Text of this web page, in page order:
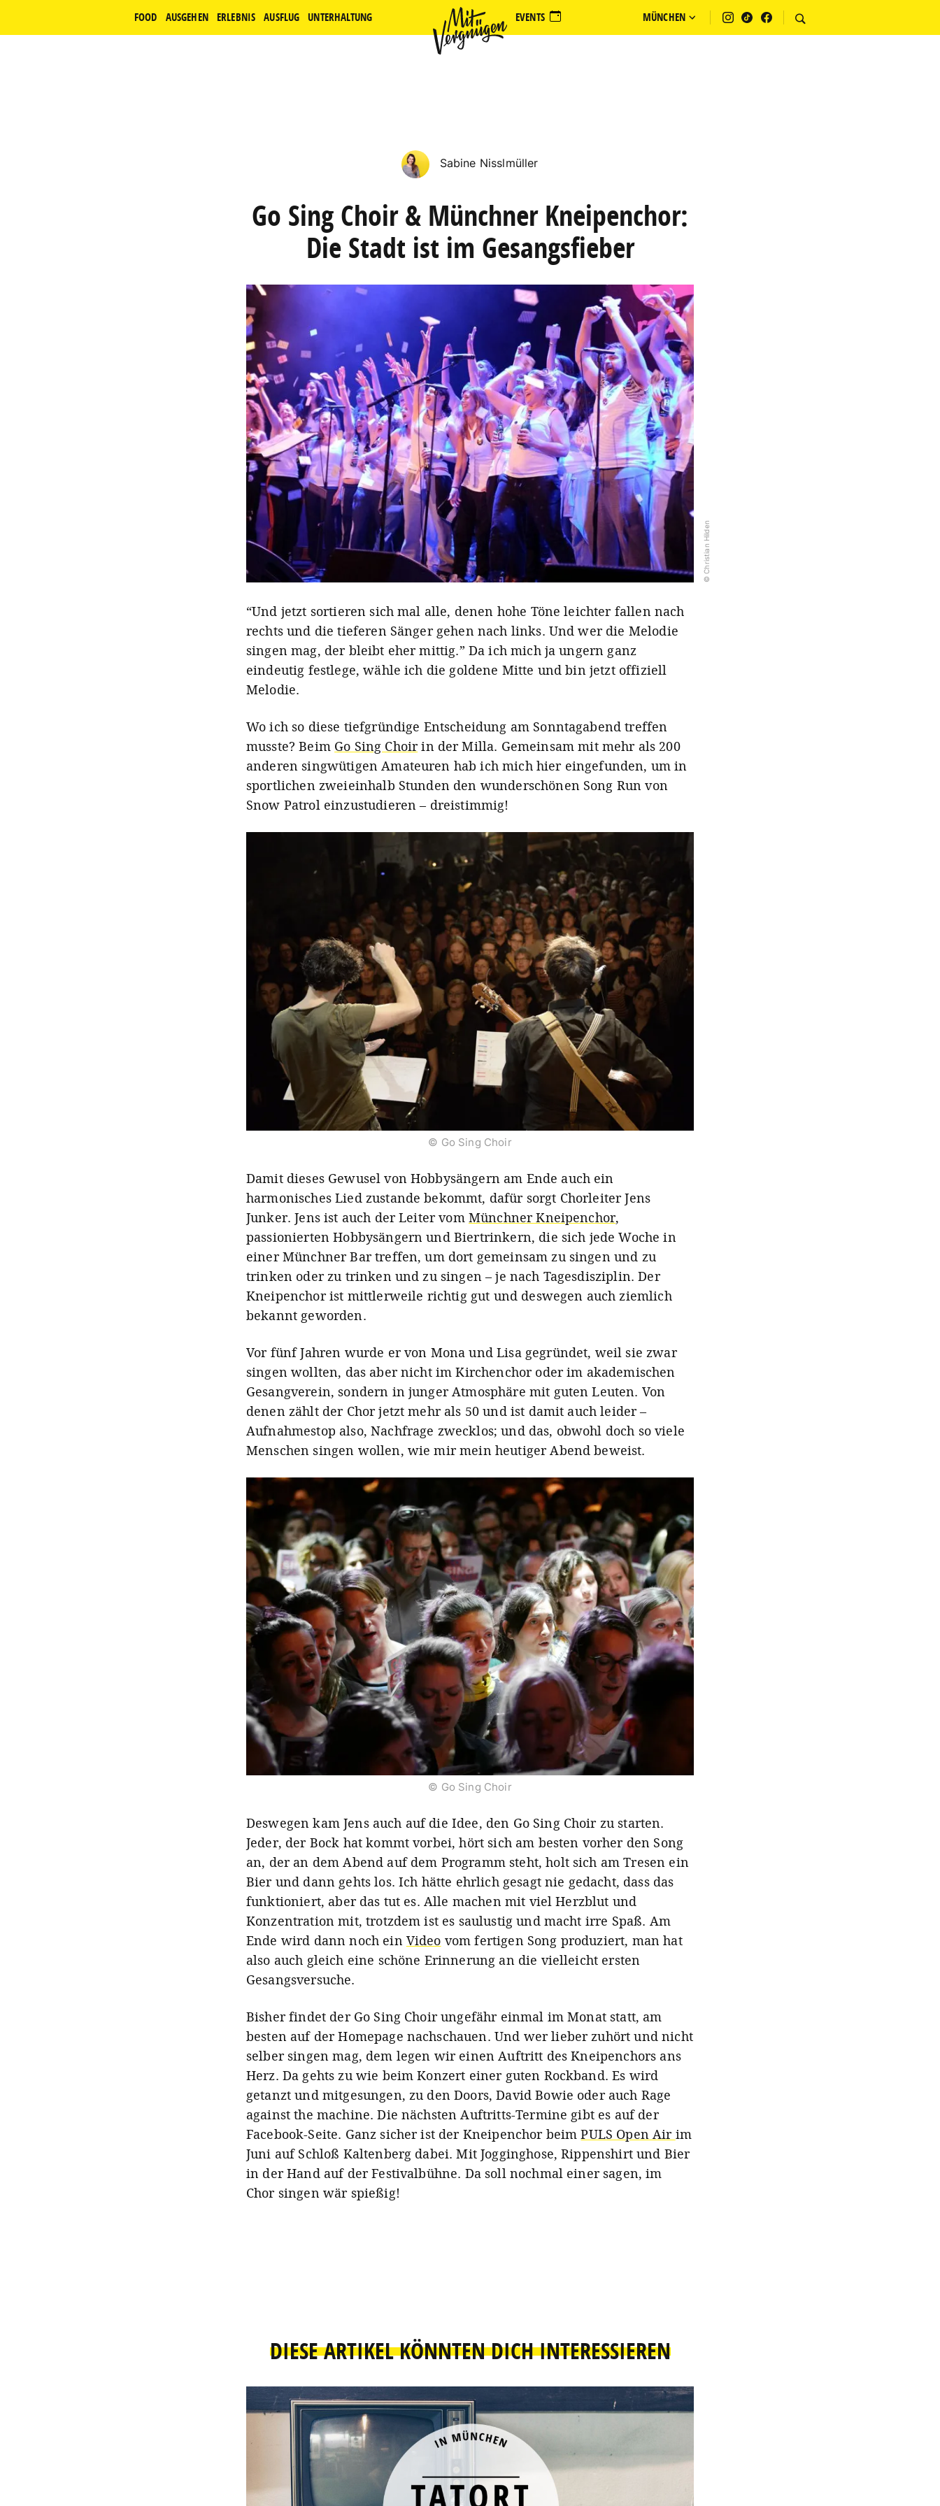
MÜNCHEN
FOOD AUSGEHEN ERLEBNIS AUSFLUG UNTERHALTUNG EVENTS
Sabine Nisslmüller
Go Sing Choir & Münchner Kneipenchor:
Die Stadt ist im Gesangsfieber
© Christian Hilden
“Und jetzt sortieren sich mal alle, denen hohe Töne leichter fallen nach
rechts und die tieferen Sänger gehen nach links. Und wer die Melodie
singen mag, der bleibt eher mittig.” Da ich mich ja ungern ganz
eindeutig festlege, wähle ich die goldene Mitte und bin jetzt offiziell
Melodie.
Wo ich so diese tiefgründige Entscheidung am Sonntagabend treffen
musste? Beim Go Sing Choirin der Milla. Gemeinsam mit mehr als 200
anderen singwütigen Amateuren hab ich mich hier eingefunden, um in
sportlichen zweieinhalb Stunden den wunderschönen Song Run von
Snow Patrol einzustudieren – dreistimmig!
© Go Sing Choir
Damit dieses Gewusel von Hobbysängern am Ende auch ein
harmonisches Lied zustande bekommt, dafür sorgt Chorleiter Jens
Junker.Jens ist auch der Leiter vom Münchner Kneipenchor,
passionierten Hobbysängern und Biertrinkern, die sich jede Woche in
einer Münchner Bar treffen, um dort gemeinsam zu singen und zu
trinken oder zu trinken und zu singen – je nach Tagesdisziplin. Der
Kneipenchor ist mittlerweile richtig gut und deswegen auch ziemlich
bekannt geworden.
Vor fünf Jahren wurde er von Mona und Lisa gegründet, weil sie zwar
singen wollten, das aber nicht im Kirchenchor oder im akademischen
Gesangverein, sondern in junger Atmosphäre mit guten Leuten. Von
denen zählt der Chor jetzt mehr als 50 und ist damit auch leider –
Aufnahmestop also, Nachfrage zwecklos; und das, obwohl doch so viele
Menschen singen wollen, wie mir mein heutiger Abend beweist.
© Go Sing Choir
Deswegen kam Jens auch auf die Idee, den Go Sing Choir zu starten.
Jeder, der Bock hat kommt vorbei, hört sich am besten vorher den Song
an, der an dem Abend auf dem Programm steht, holt sich am Tresen ein
Bier und dann gehts los. Ich hätte ehrlich gesagt nie gedacht, dass das
funktioniert, aber das tut es. Alle machen mit viel Herzblut und
Konzentration mit, trotzdem ist es saulustig und macht irre Spaß. Am
Ende wird dann noch ein Video vom fertigen Song produziert, man hat
also auch gleich eine schöne Erinnerung an die vielleicht ersten
Gesangsversuche.
Bisher findet der Go Sing Choir ungefähr einmal im Monat statt, am
besten auf der Homepage nachschauen. Und wer lieber zuhört und nicht
selber singen mag, dem legen wir einen Auftritt des Kneipenchors ans
Herz. Da gehts zu wie beim Konzert einer guten Rockband. Es wird
getanzt und mitgesungen, zu den Doors, David Bowie oder auch Rage
against the machine. Die nächsten Auftritts-Termine gibt es auf der
Facebook-Seite. Ganz sicher ist der Kneipenchor beimPULS Open Air im
Juni auf Schloß Kaltenberg dabei. Mit Jogginghose, Rippenshirt und Bier
in der Hand auf der Festivalbühne. Da soll nochmal einer sagen, im
Chor singen wär spießig!
DIESE ARTIKEL KÖNNTEN DICH INTERESSIEREN